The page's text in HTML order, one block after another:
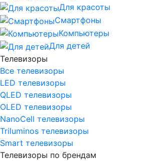
Для красоты
Смартфоны
Компьютеры
Для детей
Телевизоры
Все телевизоры
LED телевизоры
QLED телевизоры
OLED телевизоры
NanoCell телевизоры
Triluminos телевизоры
Smart телевизоры
Телевизоры по брендам